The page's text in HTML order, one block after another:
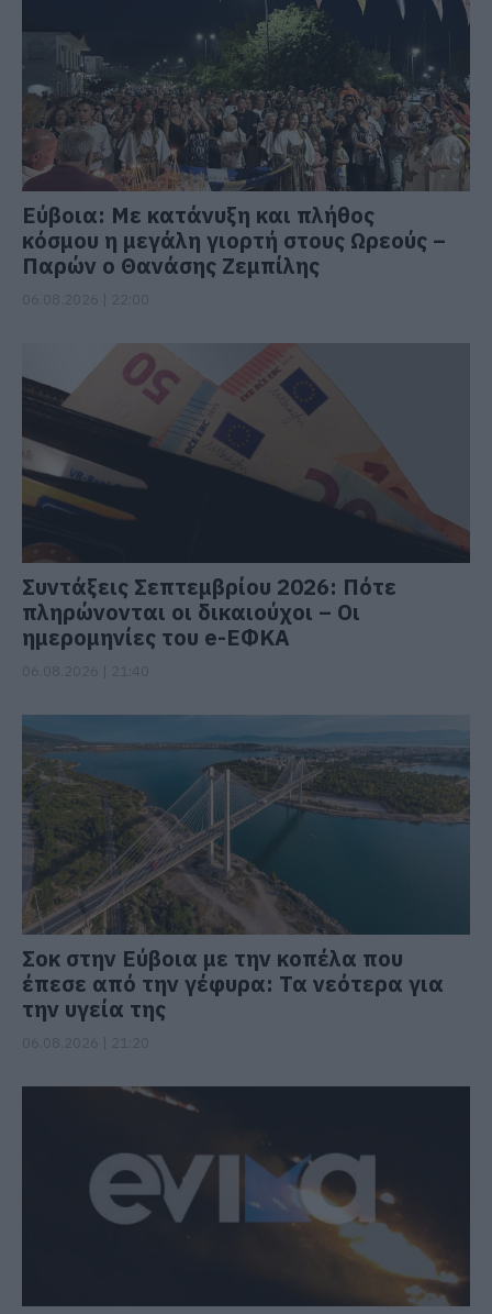
Εύβοια: Με κατάνυξη και πλήθος
κόσμου η μεγάλη γιορτή στους Ωρεούς –
Παρών ο Θανάσης Ζεμπίλης
Συντάξεις Σεπτεμβρίου 2026: Πότε
πληρώνονται οι δικαιούχοι – Οι
ημερομηνίες του e-ΕΦΚΑ
Σοκ στην Εύβοια με την κοπέλα που
έπεσε από την γέφυρα: Τα νεότερα για
την υγεία της